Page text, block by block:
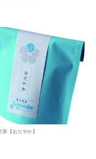
茶【おだやか】